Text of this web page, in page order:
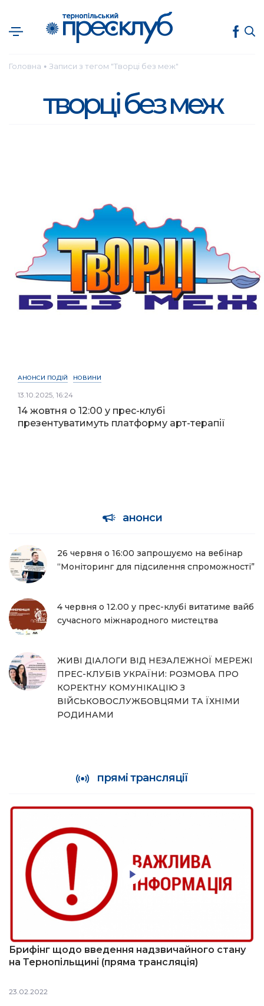
Головна ● Записи з тегом "Творці без меж"
творці без меж
АНОНСИ ПОДІЙ НОВИНИ
13.10.2025, 16:24
14 жовтня о 12:00 у прес-клубі
презентуватимуть платформу арт-терапії
анонси
26 червня о 16:00 запрошуємо на вебінар
“Моніторинг для підсилення спроможності”
4 червня о 12.00 у прес-клубі витатиме вайб
сучасного міжнародного мистецтва
ЖИВІ ДІАЛОГИ ВІД НЕЗАЛЕЖНОЇ МЕРЕЖІ
ПРЕС-КЛУБІВ УКРАЇНИ: РОЗМОВА ПРО
КОРЕКТНУ КОМУНІКАЦІЮ З
ВІЙСЬКОВОСЛУЖБОВЦЯМИ ТА ЇХНІМИ
РОДИНАМИ
прямі трансляції
Брифінг щодо введення надзвичайного стану
на Тернопільщині (пряма трансляція)
23.02.2022